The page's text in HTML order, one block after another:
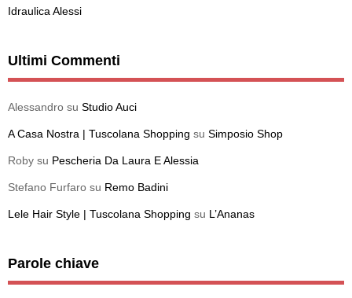
Idraulica Alessi
Ultimi Commenti
Alessandro su Studio Auci
A Casa Nostra | Tuscolana Shopping su Simposio Shop
Roby su Pescheria Da Laura E Alessia
Stefano Furfaro su Remo Badini
Lele Hair Style | Tuscolana Shopping su L’Ananas
Parole chiave